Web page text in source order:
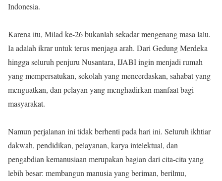
Indonesia.
Karena itu, Milad ke-26 bukanlah sekadar mengenang masa lalu.
Ia adalah ikrar untuk terus menjaga arah. Dari Gedung Merdeka
hingga seluruh penjuru Nusantara, IJABI ingin menjadi rumah
yang mempersatukan, sekolah yang mencerdaskan, sahabat yang
menguatkan, dan pelayan yang menghadirkan manfaat bagi
masyarakat.
Namun perjalanan ini tidak berhenti pada hari ini. Seluruh ikhtiar
dakwah, pendidikan, pelayanan, karya intelektual, dan
pengabdian kemanusiaan merupakan bagian dari cita-cita yang
lebih besar: membangun manusia yang beriman, berilmu,